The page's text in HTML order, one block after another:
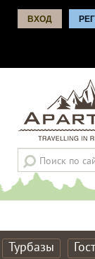
ВХОД
Турбазы